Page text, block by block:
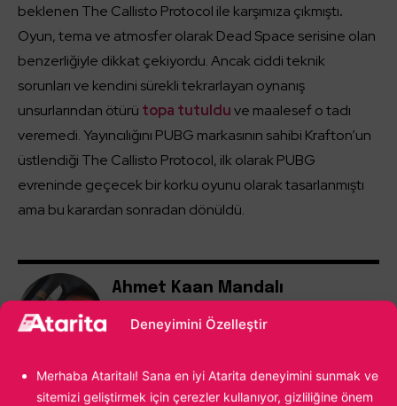
Deneyimini Özelleştir
Merhaba Ataritalı! Sana en iyi Atarita deneyimini sunmak ve
sitemizi geliştirmek için çerezler kullanıyor, gizliliğine önem
beklenen The Callisto Protocol ile karşımıza çıkmıştı.
Oyun, tema ve atmosfer olarak Dead Space serisine olan
benzerliğiyle dikkat çekiyordu. Ancak ciddi teknik
sorunları ve kendini sürekli tekrarlayan oynanış
unsurlarından ötürü topa tutulduve maalesef o tadı
veremedi. Yayıncılığını PUBG markasının sahibi Krafton’un
üstlendiği The Callisto Protocol, ilk olarak PUBG
evreninde geçecek bir korku oyunu olarak tasarlanmıştı
ama bu karardan sonradan dönüldü.
Ahmet Kaan Mandalı
Müşkülpesent yazar kişisi.